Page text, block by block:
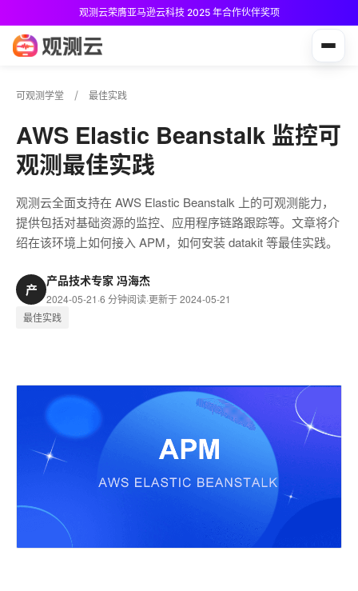
观测云荣膺亚马逊云科技 2025 年合作伙伴奖项
可观测学堂 最佳实践
AWS Elastic Beanstalk 监控可
观测最佳实践
观测云全面支持在 AWS Elastic Beanstalk 上的可观测能力，
提供包括对基础资源的监控、应用程序链路跟踪等。文章将介
绍在该环境上如何接入 APM，如何安装 datakit 等最佳实践。
产
产品技术专家 冯海杰
2024-05-21 ·6 分钟阅读·更新于 2024-05-21
最佳实践